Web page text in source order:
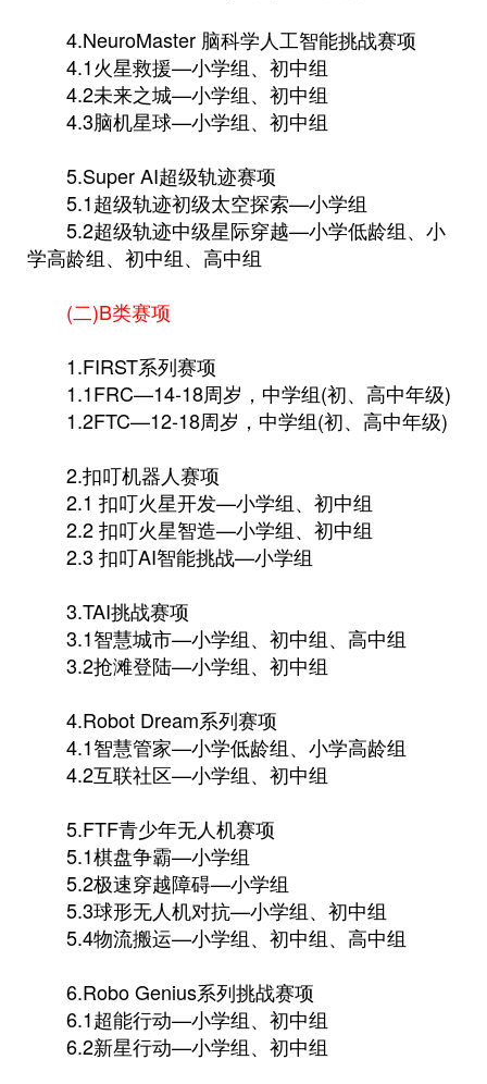
4.NeuroMaster 脑科学人工智能挑战赛项
4.1火星救援—小学组、初中组
4.2未来之城—小学组、初中组
4.3脑机星球—小学组、初中组
5.Super AI超级轨迹赛项
5.1超级轨迹初级太空探索—小学组
5.2超级轨迹中级星际穿越—小学低龄组、小
学高龄组、初中组、高中组
(二)B类赛项
1.FIRST系列赛项
1.1FRC—14-18周岁，中学组(初、高中年级)
1.2FTC—12-18周岁，中学组(初、高中年级)
2.扣叮机器人赛项
2.1 扣叮火星开发—小学组、初中组
2.2 扣叮火星智造—小学组、初中组
2.3 扣叮AI智能挑战—小学组
3.TAI挑战赛项
3.1智慧城市—小学组、初中组、高中组
3.2抢滩登陆—小学组、初中组
4.Robot Dream系列赛项
4.1智慧管家—小学低龄组、小学高龄组
4.2互联社区—小学组、初中组
5.FTF青少年无人机赛项
5.1棋盘争霸—小学组
5.2极速穿越障碍—小学组
5.3球形无人机对抗—小学组、初中组
5.4物流搬运—小学组、初中组、高中组
6.Robo Genius系列挑战赛项
6.1超能行动—小学组、初中组
6.2新星行动—小学组、初中组